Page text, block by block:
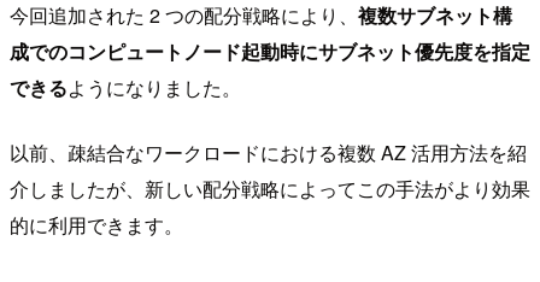
今回追加された 2 つの配分戦略により、 複数サブネット構
成でのコンピュートノード起動時にサブネット優先度を指定
できるようになりました。
以前、疎結合なワークロードにおける複数 AZ 活用方法を紹
介しましたが、新しい配分戦略によってこの手法がより効果
的に利用できます。